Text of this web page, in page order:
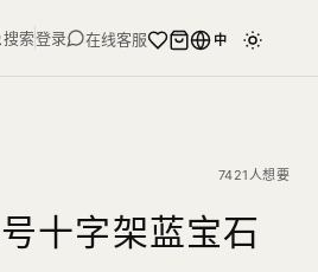
搜索登录 在线客服 中
7421人想要
十字架蓝宝石